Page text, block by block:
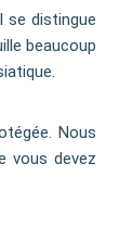
se distingue
beaucoup
Nous
vous devez